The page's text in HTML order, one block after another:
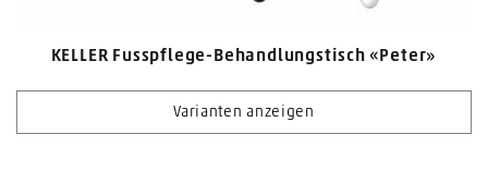
KELLER Fusspflege-Behandlungstisch «Peter»
Varianten anzeigen